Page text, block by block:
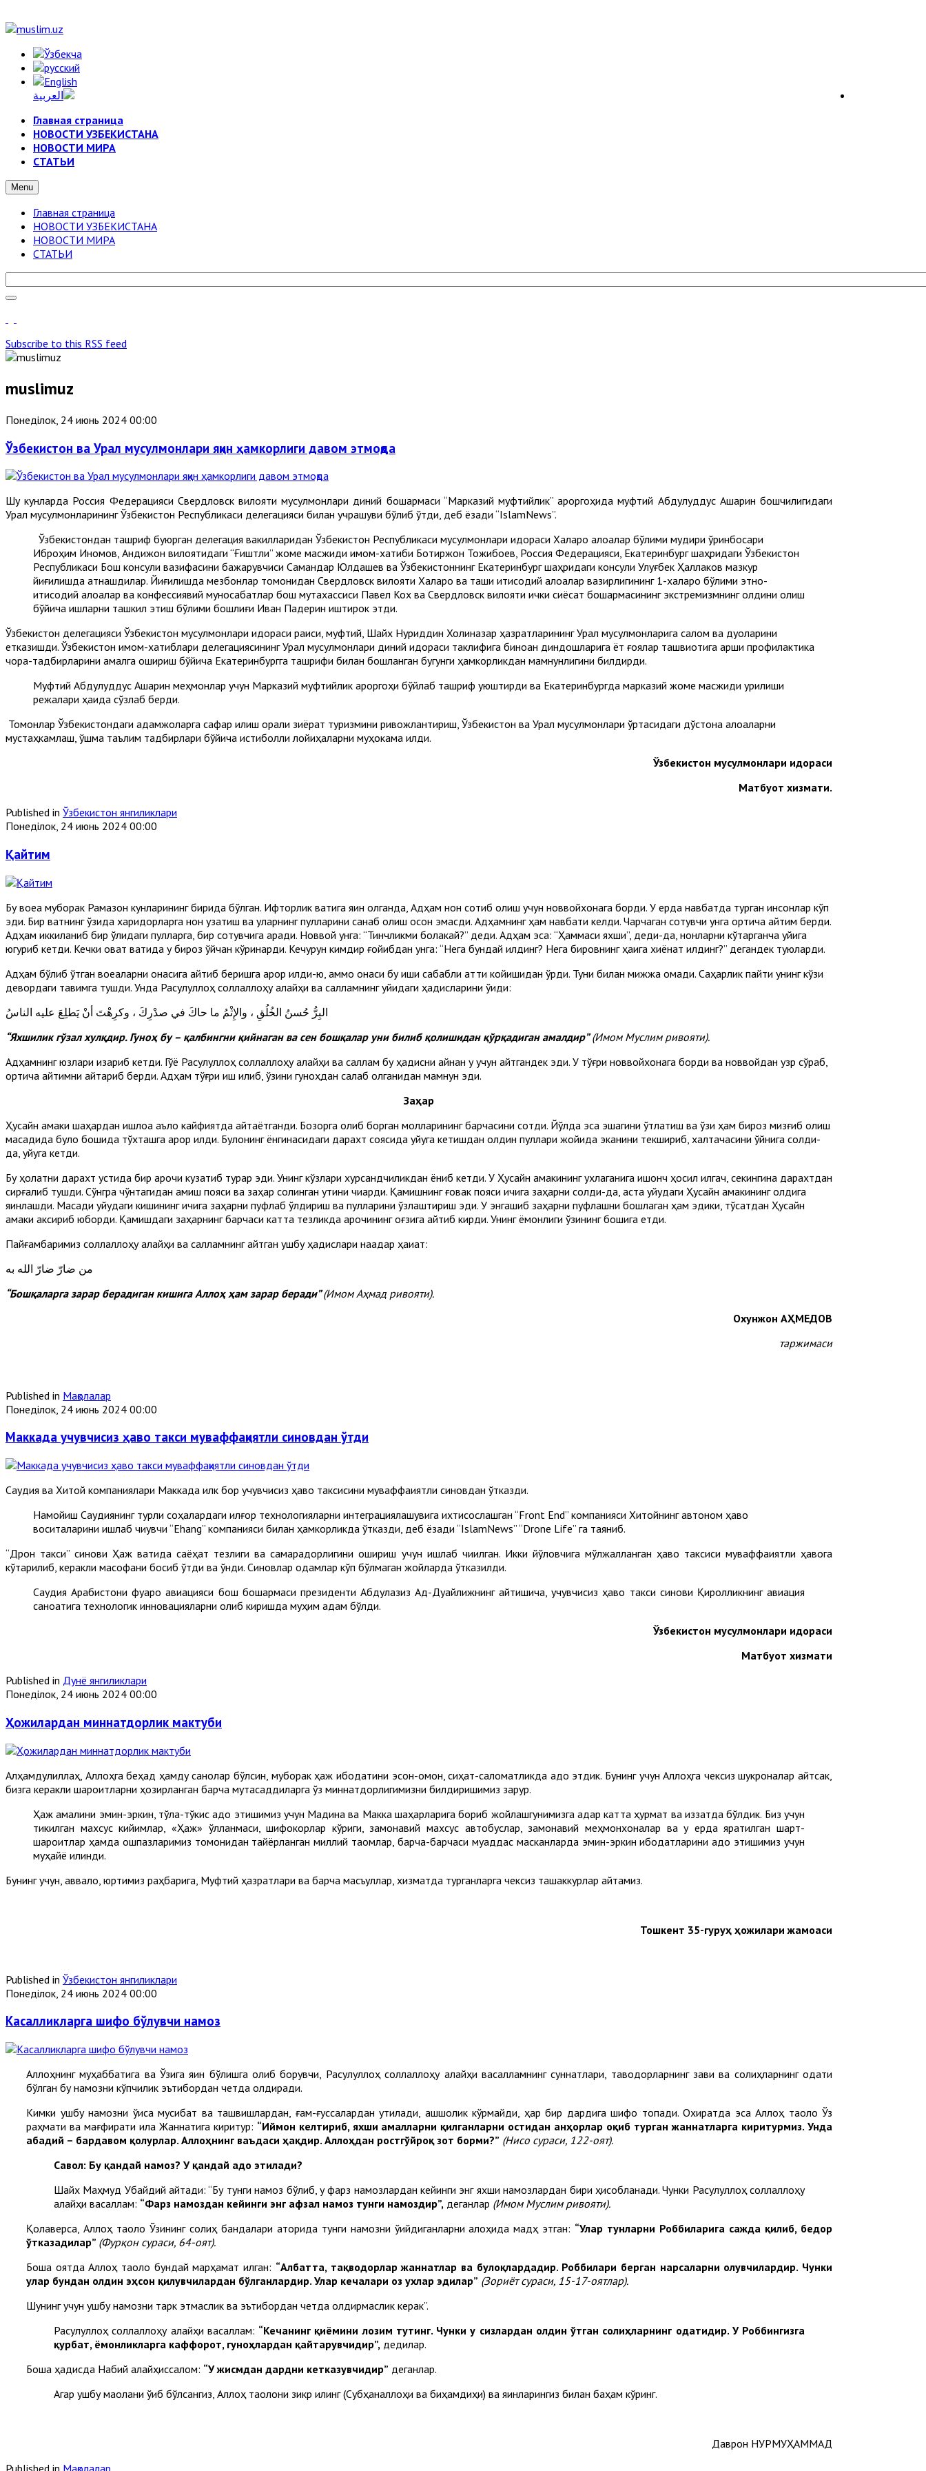
Главная страница
НОВОСТИ УЗБЕКИСТАНА
НОВОСТИ МИРА
СТАТЬИ
Menu
Главная страница
НОВОСТИ УЗБЕКИСТАНА
НОВОСТИ МИРА
СТАТЬИ
Subscribe to this RSS feed
muslimuz
Понеділок, 24 июнь 2024 00:00
Ўзбекистон ва Урал мусулмонлари яқин ҳамкорлиги давом этмоқда
Шу кунларда Россия Федерацияси Свердловск вилояти мусулмонлари диний бошқармаси “Марказий муфтийлик” қароргоҳида муфтий Абдулқуддус Ашарин бошчилигидаги
Урал мусулмонларининг Ўзбекистон Республикаси делегацияси билан учрашуви бўлиб ўтди, деб ёзади “IslamNews”.
Ўзбекистондан ташриф буюрган делегация вакилларидан Ўзбекистон Республикаси мусулмонлари идораси Халқаро алоқалар бўлими мудири ўринбосари
Иброҳим Иномов, Андижон вилоятидаги “Ғиштли” жоме масжиди имом-хатиби Ботиржон Тожибоев, Россия Федерацияси, Екатеринбург шаҳридаги Ўзбекистон
Республикаси Бош консули вазифасини бажарувчиси Самандар Юлдашев ва Ўзбекистоннинг Екатеринбург шаҳридаги консули Улуғбек Ҳаллаков мазкур
йиғилишда қатнашдилар. Йиғилишда мезбонлар томонидан Свердловск вилояти Халқаро ва ташқи иқтисодий алоқалар вазирлигининг 1-халқаро бўлими этно-
иқтисодий алоқалар ва конфессиявий муносабатлар бош мутахассиси Павел Кох ва Свердловск вилояти ички сиёсат бошқармасининг экстремизмнинг олдини олиш
бўйича ишларни ташкил этиш бўлими бошлиғи Иван Падерин иштирок этди.
Ўзбекистон делегацияси Ўзбекистон мусулмонлари идораси раиси, муфтий, Шайх Нуриддин Холиқназар ҳазратларининг Урал мусулмонларига салом ва дуоларини
етказишди. Ўзбекистон имом-хатиблари делегациясининг Урал мусулмонлари диний идораси таклифига биноан диндошларига ёт ғоялар ташвиқотига қарши профилактика
чора-тадбирларини амалга ошириш бўйича Екатеринбургга ташрифи билан бошланган бугунги ҳамкорликдан мамнунлигини билдирди.
Муфтий Абдулқуддус Ашарин меҳмонлар учун Марказий муфтийлик қароргоҳи бўйлаб ташриф уюштирди ва Екатеринбургда марказий жоме масжиди қурилиши
режалари ҳақида сўзлаб берди.
Томонлар Ўзбекистондаги қадамжоларга сафар қилиш орқали зиёрат туризмини ривожлантириш, Ўзбекистон ва Урал мусулмонлари ўртасидаги дўстона алоқаларни
мустаҳкамлаш, қўшма таълим тадбирлари бўйича истиқболли лойиҳаларни муҳокама қилди.
Ўзбекистон мусулмонлари идораси
Матбуот хизмати.
Published in Ўзбекистон янгиликлари
Понеділок, 24 июнь 2024 00:00
Қайтим
Бу воқеа муборак Рамазон кунларининг бирида бўлган. Ифторлик вақтига яқин қолганда, Адҳам нон сотиб олиш учун новвойхонага борди. У ерда нав­батда турган инсонлар кўп
эди. Бир вақтнинг ўзида харидорларга нон узатиш ва уларнинг пулларини санаб олиш осон эмасди. Адҳамнинг ҳам навбати келди. Чарчаган сотувчи унга ортиқча қайтим берди.
Адҳам иккиланиб бир қўлидаги пулларга, бир сотувчига қаради. Новвой унга: “Тинчликми болакай?” деди. Адҳам эса: “Ҳаммаси яхши”, деди-да, нонларни кўтарганча уйига
югуриб кетди. Кечки овқат вақтида у бироз ўйчан кўринарди. Кечқурун кимдир ғойибдан унга: “Нега бундай қилдинг? Нега бировнинг ҳаққига хиёнат қилдинг?” дегандек туюларди.
Адҳам бўлиб ўтган воқеаларни онасига айтиб беришга қарор қилди-ю, аммо онаси бу иши сабабли қаттиқ койишидан қўрқди. Туни билан мижжа қоқмади. Саҳарлик пайти унинг кўзи
девордаги тақвимга тушди. Унда Расулуллоҳ соллаллоҳу алайҳи ва салламнинг қуйидаги ҳа­дисларини ўқиди:
البِرُّ حُسنُ الخُلُقِ ، والإِثْمُ ما حاكَ في صدْرِكَ ، وكرِهْتَ أنْ يَطلِعَ عليه الناسُ
“Яхшилик гўзал хулқдир. Гуноҳ бу – қалбингни қийнаган ва сен бошқалар уни билиб қолишидан қўрқадиган амалдир” (Имом Муслим ривояти).
Адҳамнинг юзлари қизариб кетди. Гўё Расулуллоҳ соллаллоҳу алайҳи ва саллам бу ҳадисни айнан у учун айтгандек эди. У тўғри новвойхонага борди ва новвойдан узр сўраб,
ортиқча қайтимни қайтариб берди. Адҳам тўғри иш қилиб, ўзини гуноҳдан сақлаб қолганидан мамнун эди.
Заҳар
Ҳусайн амаки шаҳардан қишлоққа аъло кайфиятда қайтаётганди. Бозорга олиб борган молларининг барчасини сотди. Йўлда эса эшагини ўтлатиш ва ўзи ҳам бироз мизғиб олиш
мақсадида булоқ бошида тўхташга қарор қилди. Булоқнинг ёнгинасидаги дарахт соясида уйқуга кетишдан олдин пуллари жойида эканини текшириб, халтачасини қўйнига солди-
да, уйқуга кетди.
Бу ҳолатни дарахт устида бир қароқчи кузатиб турар эди. Унинг кўзлари хурсандчиликдан ёниб кетди. У Ҳусайн амакининг ухлаганига ишонч ҳосил қилгач, секингина дарахтдан
сирғалиб тушди. Сўнгра чўнтагидан қамиш пояси ва заҳар солинган қутини чиқарди. Қамишнинг ғовак пояси ичига заҳарни солди-да, аста уйқудаги Ҳусайн амакининг олдига
яқинлашди. Мақсади уйқудаги кишининг ичига заҳарни пуфлаб ўлдириш ва пулларини ўзлаштириш эди. У энгашиб заҳарни пуфлашни бошлаган ҳам эдики, тўсатдан Ҳусайн
амаки аксириб юборди. Қамишдаги заҳарнинг барчаси катта тезликда қароқчининг оғзига қайтиб кирди. Унинг ёмонлиги ўзининг бошига етди.
Пайғамбаримиз соллаллоҳу алайҳи ва салламнинг айтган ушбу ҳадислари нақадар ҳақиқат:
من ضارّ ضارّ الله به
“Бошқаларга зарар берадиган кишига Аллоҳ ҳам зарар беради”(Имом Аҳмад ривояти).
Охунжон АҲМЕДОВ
таржимаси
Published in Мақолалар
Понеділок, 24 июнь 2024 00:00
Маккада учувчисиз ҳаво такси муваффақиятли синовдан ўтди
Саудия ва Хитой компаниялари Маккада илк бор учувчисиз ҳаво таксисини муваффақиятли синовдан ўтказди.
Намойиш Саудиянинг турли соҳалардаги илғор технологияларни интеграциялашувига ихтисослашган “Front End” компанияси Хитойнинг автоном ҳаво
воситаларини ишлаб чиқувчи “Ehang” компанияси билан ҳамкорликда ўтказди, деб ёзади “IslamNews” “Drone Life” га таяниб.
“Дрон такси” синови Ҳаж вақтида саёҳат тезлиги ва самарадорлигини ошириш учун ишлаб чиқилган. Икки йўловчига мўлжалланган ҳаво таксиси муваффақиятли ҳавога
кўтарилиб, керакли масофани босиб ўтди ва қўнди. Синовлар одамлар кўп бўлмаган жойларда ўтказилди.
Саудия Арабистони фуқаро авиацияси бош бошқармаси президенти Абдулазиз Ад-Дуайлижнинг айтишича, учувчисиз ҳаво такси синови Қиролликнинг авиация
саноатига технологик инновацияларни олиб киришда муҳим қадам бўлди.
Ўзбекистон мусулмонлари идораси
Матбуот хизмати
Published in Дунё янгиликлари
Понеділок, 24 июнь 2024 00:00
Ҳожилардан миннатдорлик мактуби
Алҳамдулиллаҳ, Аллоҳга беҳад ҳамду санолар бўлсин, муборак ҳаж ибодатини эсон-омон, сиҳат-саломатликда адо этдик. Бунинг учун Аллоҳга чексиз шукроналар айтсак,
бизга керакли шароитларни ҳозирланган барча мутасаддиларга ўз миннатдорлигимизни билдиришимиз зарур.
Ҳаж амалини эмин-эркин, тўла-тўкис адо этишимиз учун Мадина ва Макка шаҳарларига бориб жойлашгунимизга қадар катта ҳурмат ва иззатда бўлдик. Биз учун
тикилган махсус кийимлар, «Ҳаж» қўлланмаси, шифокорлар кўриги, замонавий махсус автобуслар, замонавий меҳмонхоналар ва у ерда яратилган шарт-
шароитлар ҳамда ошпазларимиз томонидан тайёрланган миллий таомлар, барча-барчаси муқаддас масканларда эмин-эркин ибодатларини адо этишимиз учун
муҳайё қилинди.
Бунинг учун, аввало, юртимиз раҳбарига, Муфтий ҳазратлари ва барча масъуллар, хизматда турганларга чексиз ташаккурлар айтамиз.
Тошкент 35-гуруҳ ҳожилари жамоаси
Published in Ўзбекистон янгиликлари
Понеділок, 24 июнь 2024 00:00
Касалликларга шифо бўлувчи намоз
Аллоҳнинг муҳаббатига ва Ўзига яқин бўлишга олиб борувчи, Расулуллоҳ соллаллоҳу алайҳи васалламнинг суннатлари, тақводорларнинг завқи ва солиҳларнинг одати
бўлган бу намозни кўпчилик эътибордан четда қолдиради.
Кимки ушбу намозни ўқиса мусибат ва ташвишлардан, ғам-ғуссалардан қутилади, қашшоқлик кўрмайди, ҳар бир дардига шифо топади. Охиратда эса Аллоҳ таоло Ўз
раҳмати ва мағфирати ила Жаннатига киритур: “Иймон келтириб, яхши амалларни қилганларни остидан анҳорлар оқиб турган жаннатларга киритурмиз. Унда
абадий – бардавом қолурлар. Аллоҳнинг ваъдаси ҳақдир. Аллоҳдан ростгўйроқ зот борми?” (Нисо сураси, 122-оят).
Савол: Бу қандай намоз? У қандай адо этилади?
Шайх Маҳмуд Убайдий айтади: “Бу тунги намоз бўлиб, у фарз намозлардан кейинги энг яхши намозлардан бири ҳисобланади. Чунки Расулуллоҳ соллаллоҳу
алайҳи васаллам: “Фарз намоздан кейинги энг афзал намоз тунги намоздир”, деганлар (Имом Муслим ривояти).
Қолаверса, Аллоҳ таоло Ўзининг солиҳ бандалари қаторида тунги намозни ўқийдиганларни алоҳида мадҳ этган: “Улар тунларни Роббиларига сажда қилиб, бедор
ўтказадилар” (Фурқон сураси, 64-оят).
Бошқа оятда Аллоҳ таоло бундай марҳамат қилган: “Албатта, тақводорлар жаннатлар ва булоқлардадир. Роббилари берган нарсаларни олувчилардир. Чунки
улар бундан олдин эҳсон қилувчилардан бўлганлардир. Улар кечалари оз ухлар эдилар” (Зориёт сураси, 15-17-оятлар).
Шунинг учун ушбу намозни тарк этмаслик ва эътибордан четда қолдирмаслик керак”.
Расулуллоҳ соллаллоҳу алайҳи васаллам: “Кечанинг қиёмини лозим тутинг. Чунки у сизлардан олдин ўтган солиҳларнинг одатидир. У Роббингизга
қурбат, ёмонликларга каффорот, гуноҳлардан қайтарувчидир”, дедилар.
Бошқа ҳадисда Набий алайҳиссалом: “У жисмдан дардни кетказувчидир” деганлар.
Агар ушбу мақолани ўқиб бўлсангиз, Аллоҳ таолони зикр қилинг (Субҳаналлоҳи ва биҳамдиҳи) ва яқинларингиз билан баҳам кўринг.
Даврон НУРМУҲАММАД
Published in Мақолалар